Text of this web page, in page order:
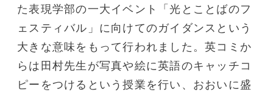
た表現学部の一大イベント「光とことばのフ
ェスティバル」に向けてのガイダンスという
大きな意味をもって行われました。英コミか
らは田村先生が写真や絵に英語のキャッチコ
ピーをつけるという授業を行い、おおいに盛